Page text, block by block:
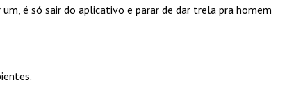
é só sair do aplicativo e parar de dar trela pra homem